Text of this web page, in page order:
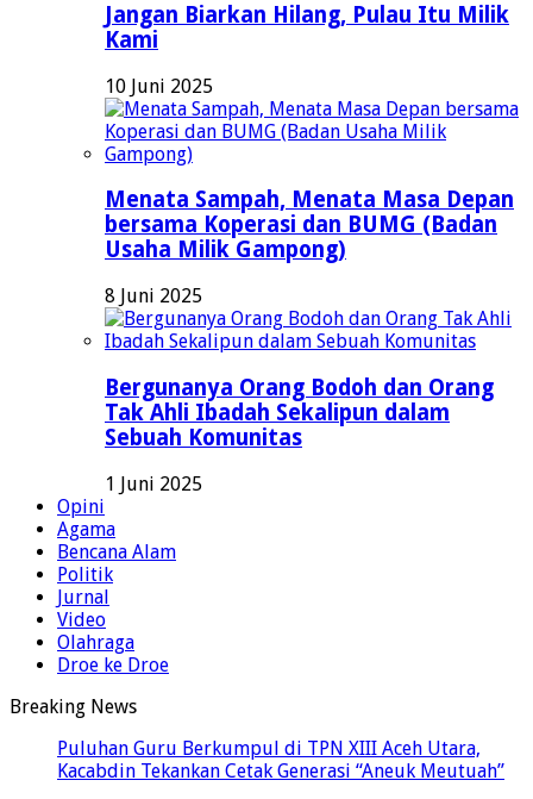
Jangan Biarkan Hilang, Pulau Itu Milik
Kami
10 Juni 2025
Menata Sampah, Menata Masa Depan
bersama Koperasi dan BUMG (Badan
Usaha Milik Gampong)
8 Juni 2025
Bergunanya Orang Bodoh dan Orang
Tak Ahli Ibadah Sekalipun dalam
Sebuah Komunitas
1 Juni 2025
Opini
Agama
Bencana Alam
Politik
Jurnal
Video
Olahraga
Droe ke Droe
Breaking News
Puluhan Guru Berkumpul di TPN XIII Aceh Utara,
Kacabdin Tekankan Cetak Generasi “Aneuk Meutuah”